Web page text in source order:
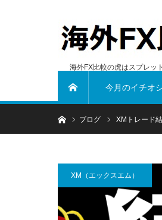
海外FX比較の虎はスプレッ
今月のイチオ
ホームブログ XMトレード
XM（エックスエム）